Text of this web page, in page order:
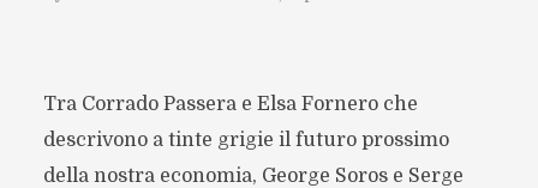
Tra Corrado Passera e Elsa Fornero che
descrivono a tinte grigie il futuro prossimo
della nostra economia, George Soros e Serge